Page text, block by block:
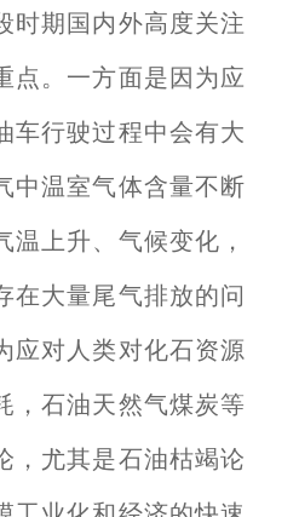
时期国内外高度关注
点。一方面是因为应
车行驶过程中会有大
中温室气体含量不断
温上升、气候变化，
在大量尾气排放的问
应对人类对化石资源
，石油天然气煤炭等
，尤其是石油枯竭论